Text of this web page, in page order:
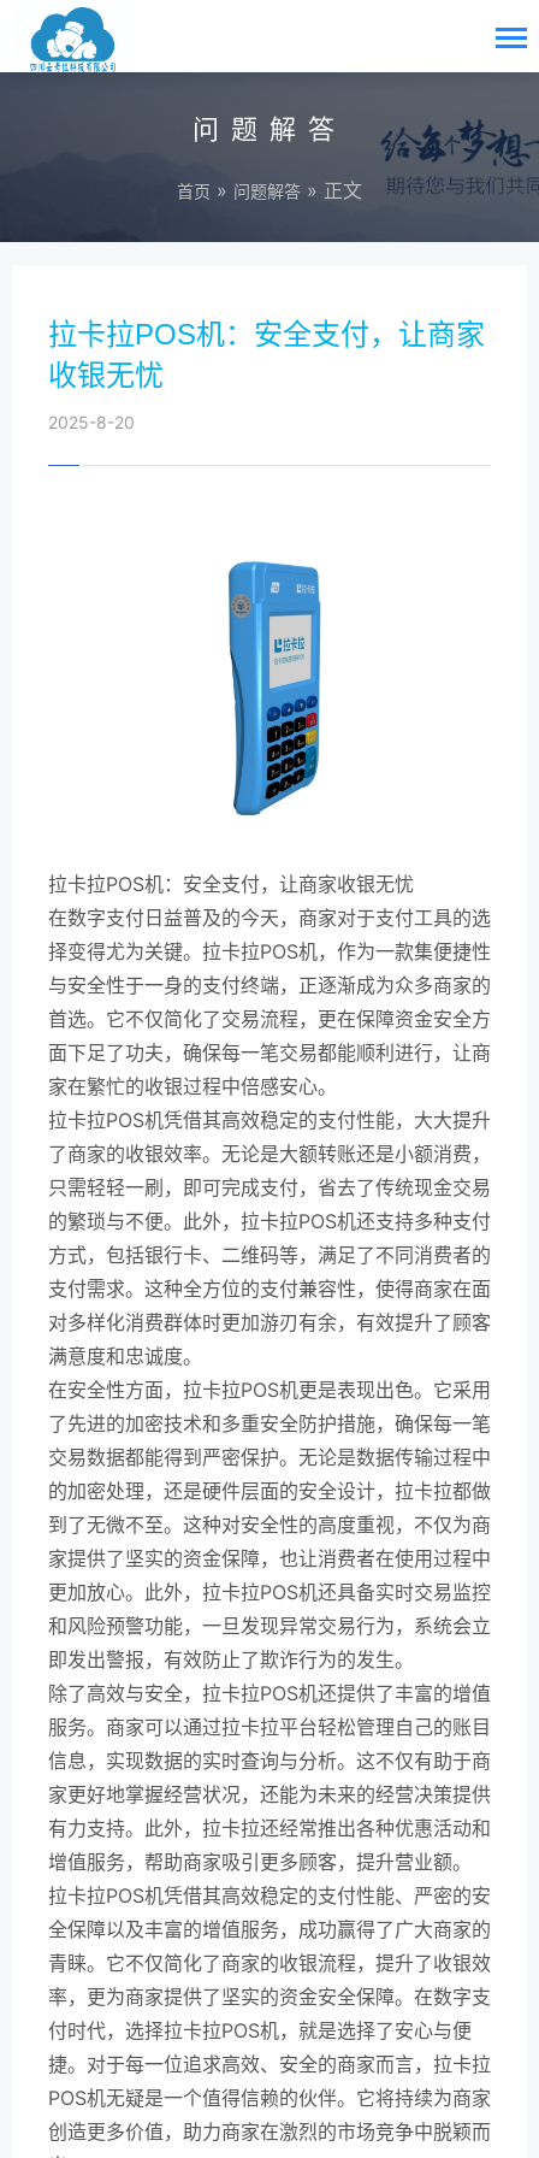
问题解答
首页 » 问题解答 » 正文
拉卡拉POS机：安全支付，让商家
收银无忧
2025-8-20
拉卡拉POS机：安全支付，让商家收银无忧
在数字支付日益普及的今天，商家对于支付工具的选
择变得尤为关键。拉卡拉POS机，作为一款集便捷性
与安全性于一身的支付终端，正逐渐成为众多商家的
首选。它不仅简化了交易流程，更在保障资金安全方
面下足了功夫，确保每一笔交易都能顺利进行，让商
家在繁忙的收银过程中倍感安心。
拉卡拉POS机凭借其高效稳定的支付性能，大大提升
了商家的收银效率。无论是大额转账还是小额消费，
只需轻轻一刷，即可完成支付，省去了传统现金交易
的繁琐与不便。此外，拉卡拉POS机还支持多种支付
方式，包括银行卡、二维码等，满足了不同消费者的
支付需求。这种全方位的支付兼容性，使得商家在面
对多样化消费群体时更加游刃有余，有效提升了顾客
满意度和忠诚度。
在安全性方面，拉卡拉POS机更是表现出色。它采用
了先进的加密技术和多重安全防护措施，确保每一笔
交易数据都能得到严密保护。无论是数据传输过程中
的加密处理，还是硬件层面的安全设计，拉卡拉都做
到了无微不至。这种对安全性的高度重视，不仅为商
家提供了坚实的资金保障，也让消费者在使用过程中
更加放心。此外，拉卡拉POS机还具备实时交易监控
和风险预警功能，一旦发现异常交易行为，系统会立
即发出警报，有效防止了欺诈行为的发生。
除了高效与安全，拉卡拉POS机还提供了丰富的增值
服务。商家可以通过拉卡拉平台轻松管理自己的账目
信息，实现数据的实时查询与分析。这不仅有助于商
家更好地掌握经营状况，还能为未来的经营决策提供
有力支持。此外，拉卡拉还经常推出各种优惠活动和
增值服务，帮助商家吸引更多顾客，提升营业额。
拉卡拉POS机凭借其高效稳定的支付性能、严密的安
全保障以及丰富的增值服务，成功赢得了广大商家的
青睐。它不仅简化了商家的收银流程，提升了收银效
率，更为商家提供了坚实的资金安全保障。在数字支
付时代，选择拉卡拉POS机，就是选择了安心与便
捷。对于每一位追求高效、安全的商家而言，拉卡拉
POS机无疑是一个值得信赖的伙伴。它将持续为商家
创造更多价值，助力商家在激烈的市场竞争中脱颖而